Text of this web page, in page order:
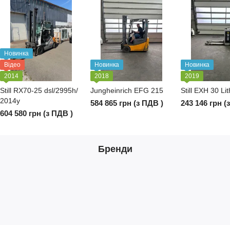
Новинка
Відео
2014
Still RX70-25 dsl/2995h/
2014y
604 580 грн (з ПДВ )
Новинка
2018
Jungheinrich EFG 215
584 865 грн (з ПДВ )
Новинка
2019
Still EXH 30
243 146 грн
Бренди